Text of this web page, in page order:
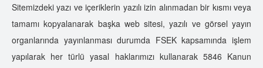
Sitemizdeki yazı ve içeriklerin yazılı izin alınmadan bir kısmı veya
tamamı kopyalanarak başka web sitesi, yazılı ve görsel yayın
organlarında yayınlanması durumda FSEK kapsamında işlem
yapılarak her türlü yasal haklarımızı kullanarak 5846 Kanun